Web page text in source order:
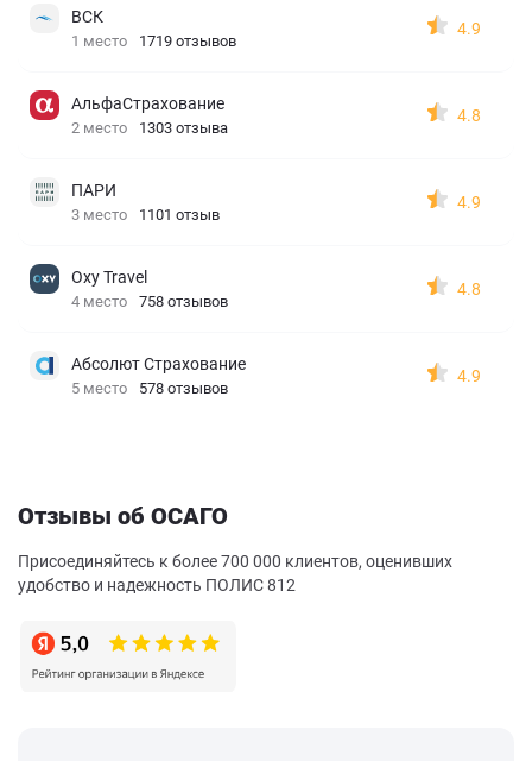
ВСК
1 место 1719 отзывов
4.9
АльфаСтрахование
2 место 1303 отзыва
4.8
ПАРИ
3 место 1101 отзыв
4.9
Oxy Travel
4 место 758 отзывов
4.8
Абсолют Страхование
5 место 578 отзывов
4.9
Отзывы об ОСАГО
Присоединяйтесь к более 700 000 клиентов, оценивших
удобство и надежность ПОЛИС 812